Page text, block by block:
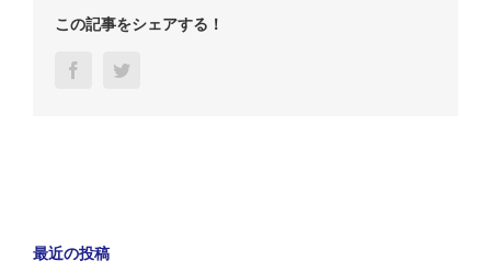
この記事をシェアする！
Facebook
最近の投稿